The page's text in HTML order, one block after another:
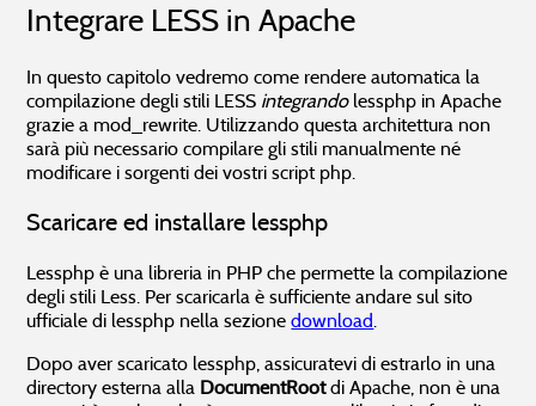
Integrare LESS in Apache
In questo capitolo vedremo come rendere automatica la
compilazione degli stili LESS integrandolessphp in Apache
grazie a mod_rewrite. Utilizzando questa architettura non
sarà più necessario compilare gli stili manualmente né
modificare i sorgenti dei vostri script php.
Scaricare ed installare lessphp
Lessphp è una libreria in PHP che permette la compilazione
degli stili Less. Per scaricarla è sufficiente andare sul sito
ufficiale di lessphp nella sezionedownload.
Dopo aver scaricato lessphp, assicuratevi di estrarlo in una
directory esterna alla DocumentRootdi Apache, non è una